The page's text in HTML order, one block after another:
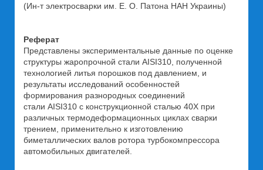
(Ин-т электросварки им. Е. О. Патона НАН Украины)
Реферат
Представлены экспериментальные данные по оценке
структуры жаропрочной стали AISI310, полученной
технологией литья порошков под давлением, и
результаты исследований особенностей
формирования разнородных соединений
стали AISI310 с конструкционной сталью 40Х при
различных термодеформационных циклах сварки
трением, применительно к изготовлению
биметаллических валов ротора турбокомпрессора
автомобильных двигателей.